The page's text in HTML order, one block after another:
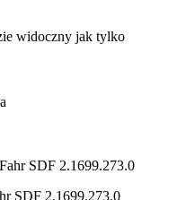
widoczny jak tylko
SDF 2.1699.273.0